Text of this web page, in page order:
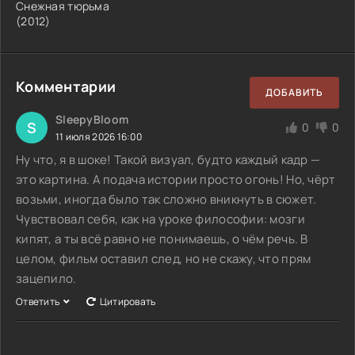
Снежная тюрьма
(2012)
Комментарии ДОБАВИТЬ
S SleepyBloom
11 июля 2026 16:00
0 0
Ну что, я в шоке! Такой визуал, будто каждый кадр —
это картина. А подача истории просто огонь! Но, чёрт
возьми, иногда было так сложно вникнуть в сюжет.
Чувствовал себя, как на уроке философии: мозги
кипят, а ты всё равно не понимаешь, о чём речь. В
целом, фильм оставил след, но не скажу, что прям
зацепило.
Ответить Цитировать